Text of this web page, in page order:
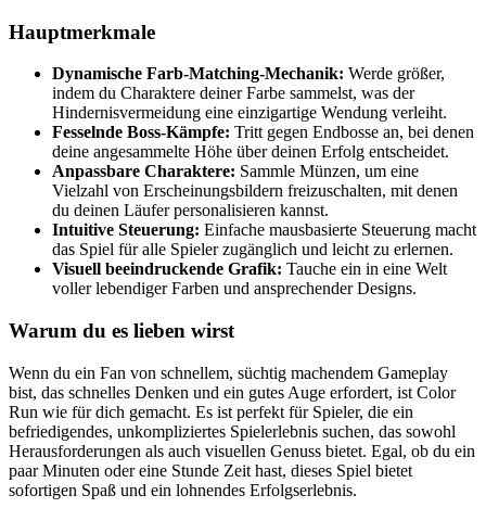
Hauptmerkmale
Dynamische Farb-Matching-Mechanik: Werde größer,
indem du Charaktere deiner Farbe sammelst, was der
Hindernisvermeidung eine einzigartige Wendung verleiht.
Fesselnde Boss-Kämpfe: Tritt gegen Endbosse an, bei denen
deine angesammelte Höhe über deinen Erfolg entscheidet.
Anpassbare Charaktere: Sammle Münzen, um eine
Vielzahl von Erscheinungsbildern freizuschalten, mit denen
du deinen Läufer personalisieren kannst.
Intuitive Steuerung: Einfache mausbasierte Steuerung macht
das Spiel für alle Spieler zugänglich und leicht zu erlernen.
Visuell beeindruckende Grafik: Tauche ein in eine Welt
voller lebendiger Farben und ansprechender Designs.
Warum du es lieben wirst
Wenn du ein Fan von schnellem, süchtig machendem Gameplay
bist, das schnelles Denken und ein gutes Auge erfordert, ist Color
Run wie für dich gemacht. Es ist perfekt für Spieler, die ein
befriedigendes, unkompliziertes Spielerlebnis suchen, das sowohl
Herausforderungen als auch visuellen Genuss bietet. Egal, ob du ein
paar Minuten oder eine Stunde Zeit hast, dieses Spiel bietet
sofortigen Spaß und ein lohnendes Erfolgserlebnis.